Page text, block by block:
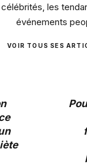
les
événements
VOIR TOUS SES